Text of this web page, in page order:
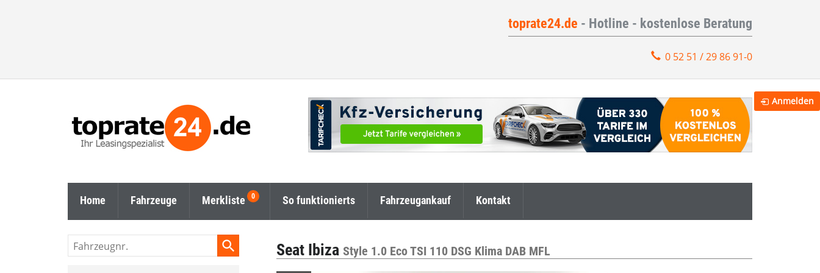
toprate24.de - Hotline - kostenlose Beratung
0 52 51 / 29 86 91-0
Home Fahrzeuge Merkliste So funktionierts Fahrzeugankauf Kontakt
Seat Ibiza Style 1.0 Eco TSI 110 DSG Klima DAB MFL
Fahrzeugnr.
Anmelden